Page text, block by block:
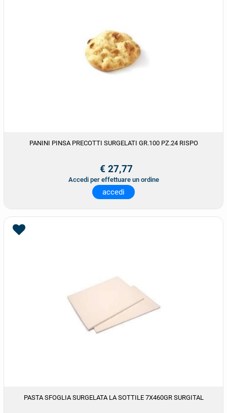
PANINI PINSA PRECOTTI SURGELATI GR.100 PZ.24 RISPO
€ 27,77
Accedi per effettuare un ordine
accedi
PASTA SFOGLIA SURGELATA LA SOTTILE 7X460GR SURGITAL